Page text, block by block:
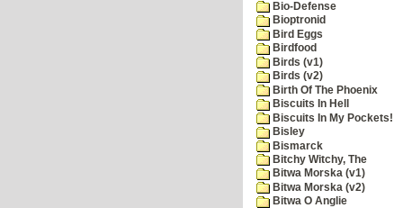
Bio-Defense
Bioptronid
Bird Eggs
Birdfood
Birds (v1)
Birds (v2)
Birth Of The Phoenix
Biscuits In Hell
Biscuits In My Pockets!
Bisley
Bismarck
Bitchy Witchy, The
Bitwa Morska (v1)
Bitwa Morska (v2)
Bitwa O Anglie